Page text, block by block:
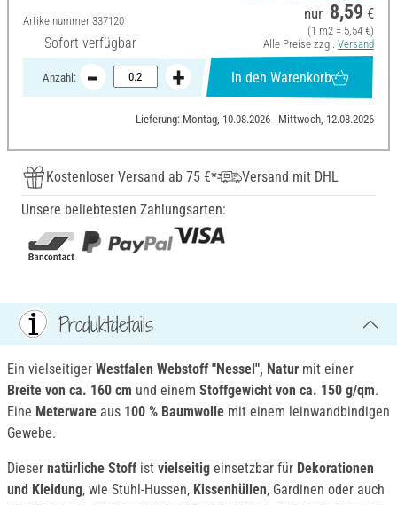
Artikelnummer 337120
Sofort verfügbar
nur 8,59 €
(1 m2 = 5,54 €)
Alle Preise zzgl. Versand
Anzahl: In den Warenkorb
Lieferung: Montag, 10.08.2026 - Mittwoch, 12.08.2026
Kostenloser Versand ab 75 €*
Versand mit DHL
Unsere beliebtesten Zahlungsarten:
Produktdetails
Ein vielseitiger Westfalen Webstoff "Nessel", Natur mit einer
Breite von ca. 160 cm und einem Stoffgewicht von ca. 150 g/qm.
Eine Meterware aus 100 % Baumwolle mit einem leinwandbindigen
Gewebe.
Dieser natürliche Stoff ist vielseitig einsetzbar für Dekorationen
und Kleidung, wie Stuhl-Hussen, Kissenhüllen, Gardinen oder auch